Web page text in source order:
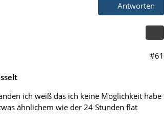
Antworten
#61
ich weiß das ich keine Möglichkeit habe
ähnlichem wie der 24 Stunden flat